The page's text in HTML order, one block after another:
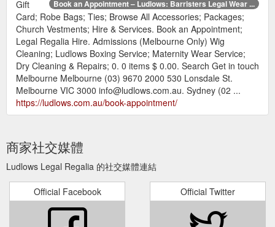
Book an Appointment – Ludlows: Barristers Legal Wear ...
Gift
Card; Robe Bags; Ties; Browse All Accessories; Packages;
Church Vestments; Hire & Services. Book an Appointment;
Legal Regalia Hire. Admissions (Melbourne Only) Wig
Cleaning; Ludlows Boxing Service; Maternity Wear Service;
Dry Cleaning & Repairs; 0. 0 items $ 0.00. Search Get in touch
Melbourne Melbourne (03) 9670 2000 530 Lonsdale St.
Melbourne VIC 3000 info@ludlows.com.au. Sydney (02 ...
https://ludlows.com.au/book-appointment/
商家社交媒體
Ludlows Legal Regalia 的社交媒體連結
Official Facebook Official Twitter